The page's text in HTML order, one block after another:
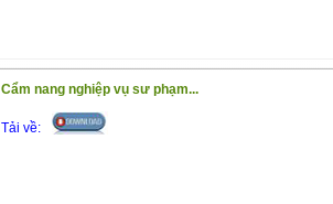
Cẩm nang nghiệp vụ sư phạm...
Tải về: